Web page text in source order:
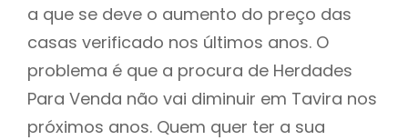
a que se deve o aumento do preço das
casas verificado nos últimos anos. O
problema é que a procura de Herdades
Para Venda não vai diminuir em Tavira nos
próximos anos. Quem quer ter a sua